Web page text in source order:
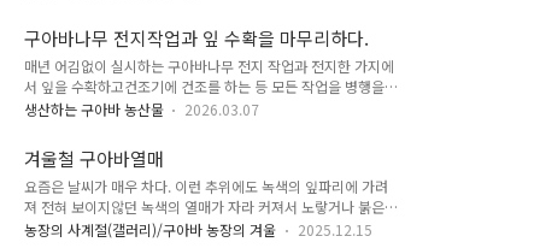
소 느끼고 있다. 2.꽃이 지거나 낙엽이 떨어 진 후 나무 주위가 지
져분하지..
의 공지와 주택 정원 빈곳에 여러 그루를 심었다.일명 라고도 부
르는 가침 박달나무는 음성군 삼성면의 기준으로는 매년 4월 15
일 전,후로 피우는 순백색의 꽃은 기분좋은 은은한 꽃향을 풍기
는데 개화기간도 아주 긴편에 속한다.이식탓도 하지않아서 착근
도 빠르고 화아분화가 잘되어 꽃이 아주 잘 피는 것도 장점이다.
인데 국내에 있는 가침박달나무의 품종은 모두 다 있는 셈이다.
가침박달 기르는 방법 문의 : 한국구아바경..
구아바나무 전지작업과 잎 수확을 마무리하다.
매년 어김없이 실시하는 구아바나무 전지 작업과 전지한 가지에
서 잎을 수확하고건조기에 건조를 하는 등 모든 작업을 병행을하
는데 금년에도1월 중순에 모든 작업을 잘 마무리 하였네요. 열매
매가 달려있는 것은 익을 수 있도록 남기고 전지 함 - 기현골드 3
호 품종열매가 달려있는 것은 익을 수 있도록 남기고 전지 함 -
기현골드 3호 품종
생산하는 구아바 농산물 2026.03.07
겨울철 구아바열매
요즘은 날씨가 매우 차다. 이런 추위에도 녹색의 잎파리에 가려
져 전혀 보이지않던 녹색의 열매가 자라 커져서 노랗거나 붉은
물이 들어 어느날 갑자기 나타나서 눈에 들어와 놀라게 한다.하
농장의 사계절(갤러리)/구아바 농장의 겨울 2025.12.15